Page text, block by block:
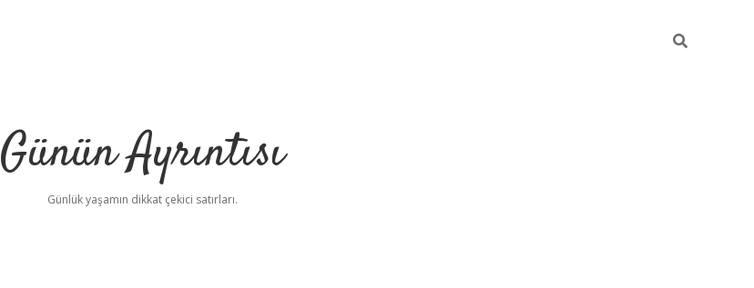
Günün Ayrıntısı
Günlük yaşamın dikkat çekici satırları.